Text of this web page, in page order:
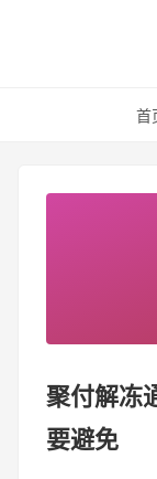
首
聚付解冻
要避免